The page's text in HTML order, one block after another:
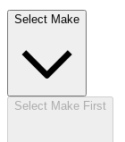
Select Make
Select Make First